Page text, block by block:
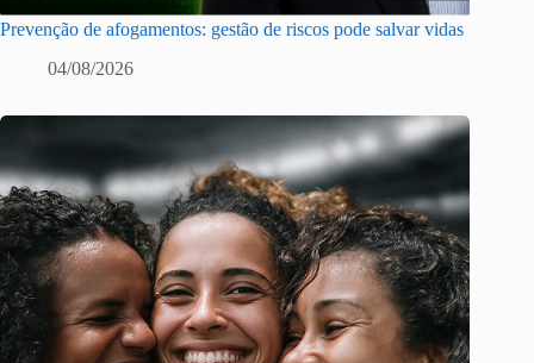
Prevenção de afogamentos: gestão de riscos pode salvar vidas
04/08/2026